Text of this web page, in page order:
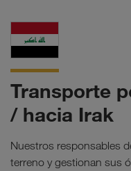
Transporte
/ hacia Irak
Nuestros responsables
terreno y gestionan sus